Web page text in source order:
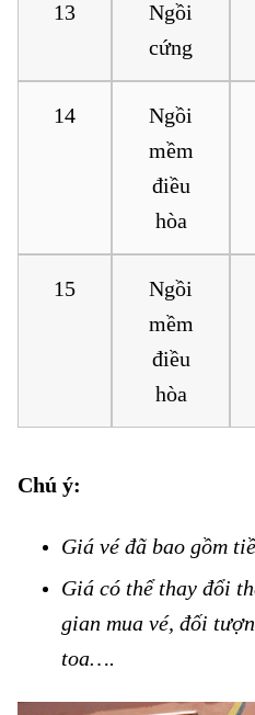
13
Ngồi
cứng
14
Ngồi
mềm
điều
hòa
15
Ngồi
mềm
điều
hòa
Chú ý:
Giá vé đã bao gồm
Giá có thể thay đổi
gian mua vé, đối
toa….